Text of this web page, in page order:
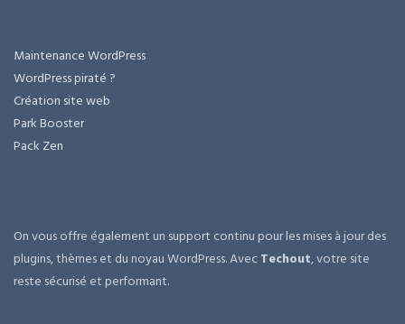
Maintenance WordPress
WordPress piraté ?
Création site web
Park Booster
Pack Zen
On vous offre également un support continu pour les mises à jour des
plugins, thèmes et du noyau WordPress. AvecTechout, votre site
reste sécurisé et performant.